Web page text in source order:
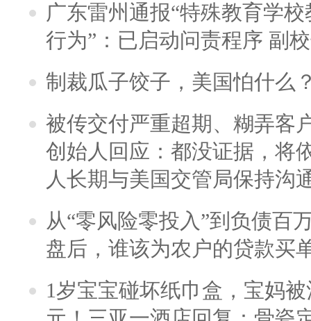
广东雷州通报“特殊教育学
行为”：已启动问责程序 副
制裁瓜子饺子，美国怕什么
被传交付严重超期、糊弄客
创始人回应：都没证据，将
人长期与美国交管局保持沟
从“零风险零投入”到负债百
盘后，谁该为农户的贷款买
1岁宝宝碰坏纸巾盒，宝妈